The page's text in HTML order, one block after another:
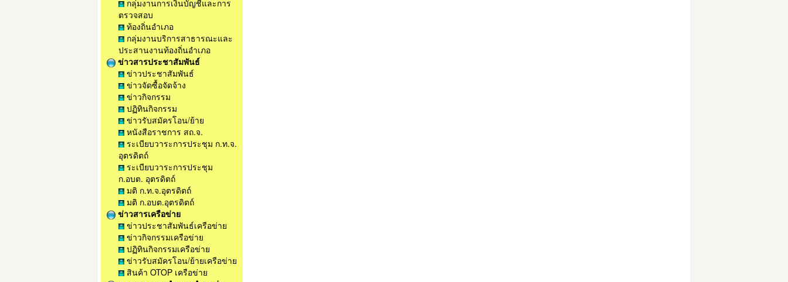
กลุ่มงานการเงินบัญชีและการ
ตรวจสอบ
ท้องถิ่นอำเภอ
กลุ่มงานบริการสาธารณะและ
ประสานงานท้องถิ่นอำเภอ
ข่าวสารประชาสัมพันธ์
ข่าวประชาสัมพันธ์
ข่าวจัดซื้อจัดจ้าง
ข่าวกิจกรรม
ปฏิทินกิจกรรม
ข่าวรับสมัครโอน/ย้าย
หนังสือราชการ สถ.จ.
ระเบียบวาระการประชุม ก.ท.จ.
อุตรดิตถ์
ระเบียบวาระการประชุม
ก.อบต. อุตรดิตถ์
มติ ก.ท.จ.อุตรดิตถ์
มติ ก.อบต.อุตรดิตถ์
ข่าวสารเครือข่าย
ข่าวประชาสัมพันธ์เครือข่าย
ข่าวกิจกรรมเครือข่าย
ปฏิทินกิจกรรมเครือข่าย
ข่าวรับสมัครโอน/ย้ายเครือข่าย
สินค้า OTOP เครือข่าย